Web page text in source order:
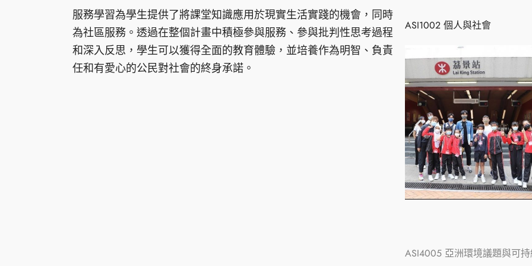
服務學習為學生提供了將課堂知識應用於現實生活實踐的機會，同時
為社區服務。透過在整個計畫中積極參與服務、參與批判性思考過程
和深入反思，學生可以獲得全面的教育體驗，並培養作為明智、負責
任和有愛心的公民對社會的終身承諾。
ASI1002 個人與社會
ASI4005 亞洲環境議題與可